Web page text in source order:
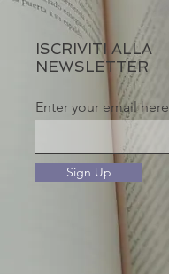
ISCRIVITI ALLA
NEWSLETTER
Enter your email here
Sign Up